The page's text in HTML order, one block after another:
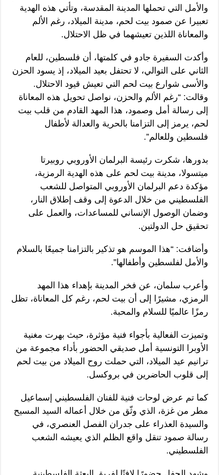
والأمل التي تحملها المدينة المقدسة، وتأتي هذه الهدية
تعبيرا عن صمود بيت لحم، مدينة الميلاد، رغم الألم
والمعاناة اللذين تعيشهما في ظل الاحتلال.
وأكدت السفيرة جادو في كلمتها، أن فلسطين، للعام
الثاني على التوالي، لا تحتفل بعيد الميلاد، إذ يسود الحزن
والأسى شوارع بيت لحم التي تعيش قيود الاحتلال.
وقالت: “رغم الألم والحزن، نواصل تحويل هذه المعاناة
إلى رسالة أمل وصمود، هذا المهد القادم من قلب بيت
لحم، يرمز إلى التزامنا بالحرية والعدالة لأطفال
فلسطين وللعالم”.
بدورها، شكرت رئيسة البرلمان الأوروبي روبيرتا
ميتسولا، مدينة بيت لحم على هذه الهدية الرمزية،
مؤكدة دعم البرلمان الأوروبي المتواصل للشعب
الفلسطيني من خلال الدعوة إلى وقف إطلاق النار،
وضمان الوصول الإنساني للمساعدات، والعمل على
تحقيق حل الدولتين.
وأضافت: “هذا الموسم هو تذكير بالتزامنا جميعًا بالسلام
والأمل لفلسطين وأطفالها”.
وأعرب سلمان، عن فخر المدينة بإهداء هذا المهد
الرمزي، مشيرًا إلى أن بيت لحم، رغم كل المعاناة، تظل
رمزًا عالميًا للسلام والمحبة.
وتميزت الفعالية بأجواء فنية مؤثرة، حيث بهرت مغنية
الأوبرا التونسية أمل صديقي الحضور بأداء مجموعة من
ترانيم عيد الميلاد، التي حملت روح الميلاد من بيت لحم
إلى قلوب الحاضرين في بروكسل.
كما تم عرض لوحات فنية للفنان الفلسطيني إسماعيل
مطر من غزة، الذي وثّق من خلال أعماله السيد المسيح
والسيدة العذراء على جدران الفصل العنصري، في
رسالة صمود تنقل واقع الظلم الذي يعيشه الشعب
الفلسطيني.